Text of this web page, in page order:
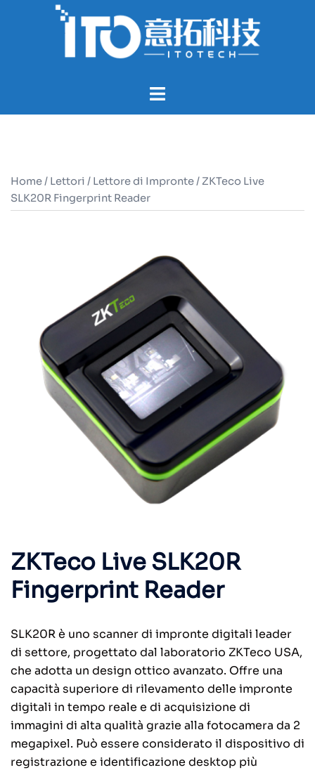
Home/ Lettori / Lettore di Impronte/ ZKTeco Live
SLK20R Fingerprint Reader
ZKTeco Live SLK20R
Fingerprint Reader
SLK20R è uno scanner di impronte digitali leader
di settore, progettato dal laboratorio ZKTeco USA,
che adotta un design ottico avanzato. Offre una
capacità superiore di rilevamento delle impronte
digitali in tempo reale e di acquisizione di
immagini di alta qualità grazie alla fotocamera da 2
megapixel. Può essere considerato il dispositivo di
registrazione e identificazione desktop più